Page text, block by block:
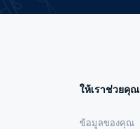
ให้เราช่วยคุณ
ข้อมูลของคุณ